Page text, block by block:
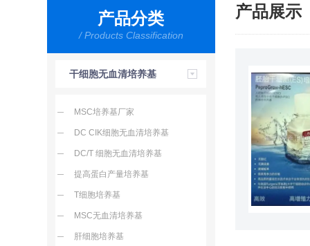
产品分类
/ Products Classification
干细胞无血清培养基
MSC培养基厂家
DC CIK细胞无血清培养基
DC/T 细胞无血清培养基
提高蛋白产量培养基
T细胞培养基
MSC无血清培养基
肝细胞培养基
产品展示